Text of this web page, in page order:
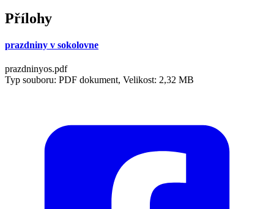
Přílohy
prazdniny v sokolovne
prazdninyos.pdf
Typ souboru: PDF dokument, Velikost: 2,32 MB